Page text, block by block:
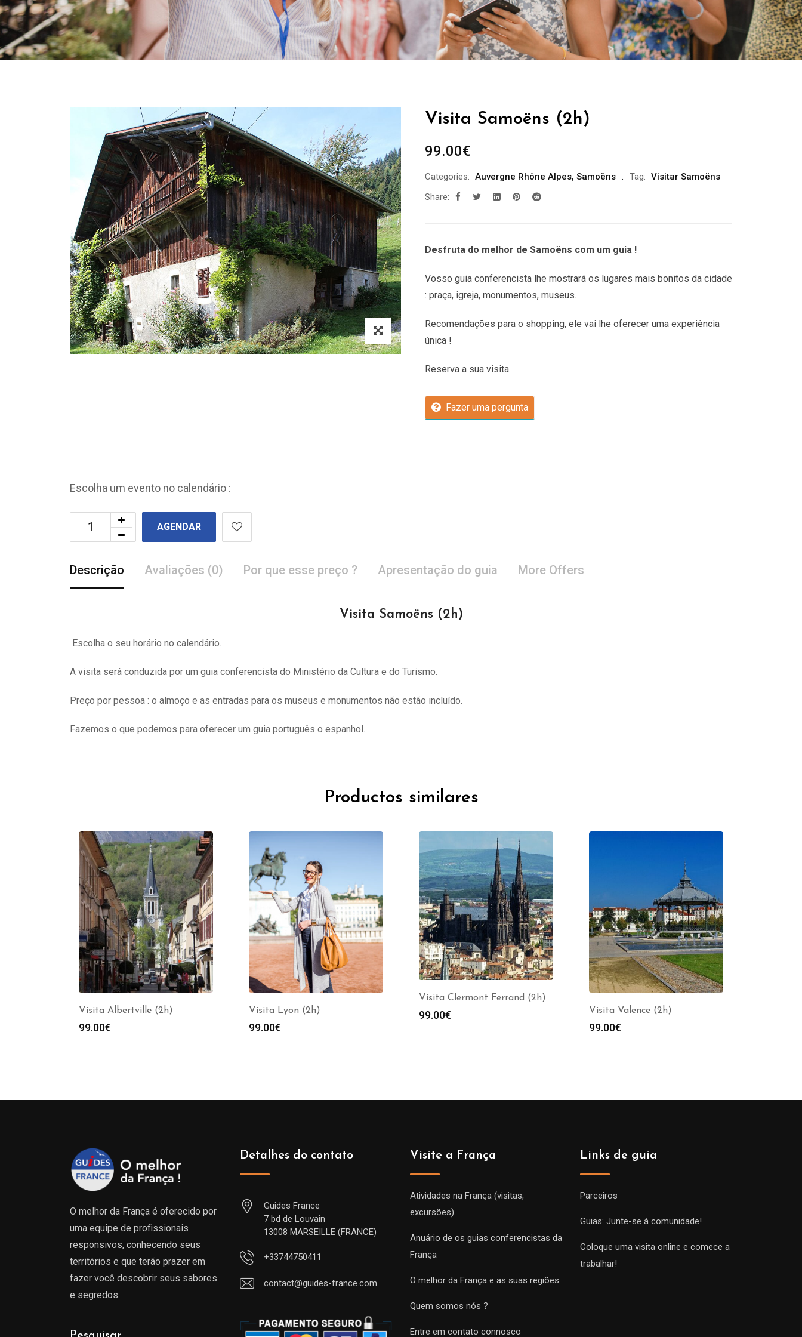
Visita Samoëns (2h)
99.00€
Categories: Auvergne Rhône Alpes, Samoëns Tag: Visitar Samoëns
Share:
Desfruta do melhor de Samoëns com um guia !
Vosso guia conferencista lhe mostrará os lugares mais bonitos da cidade
: praça, igreja, monumentos, museus.
Recomendações para o shopping, ele vai lhe oferecer uma experiência
única !
Reserva a sua visita.
Fazer uma pergunta
Escolha um evento no calendário :
AGENDAR
Descrição Avaliações (0) Por que esse preço ? Apresentação do guia More Offers
Visita Samoëns (2h)
Escolha o seu horário no calendário.
A visita será conduzida por um guia conferencista do Ministério da Cultura e do Turismo.
Preço por pessoa : o almoço e as entradas para os museus e monumentos não estão incluído.
Fazemos o que podemos para oferecer um guia português o espanhol.
Productos similares
Visita Albertville (2h)
99.00€
Visita Lyon (2h)
99.00€
Visita Clermont Ferrand (2h)
99.00€ Visita Valence (2h)
99.00€
O melhor da França é oferecido por
uma equipe de profissionais
responsivos, conhecendo seus
territórios e que terão prazer em
fazer você descobrir seus sabores
e segredos.
Detalhes do contato
Guides France
7 bd de Louvain
13008 MARSEILLE (FRANCE)
+33744750411
contact@guides-france.com
Visite a França
Atividades na França (visitas,
excursões)
Anuário de os guias conferencistas da
França
O melhor da França e as suas regiões
Quem somos nós ?
Entre em contato connosco
Links de guia
Parceiros
Guias: Junte-se à comunidade!
Coloque uma visita online e comece a
trabalhar!